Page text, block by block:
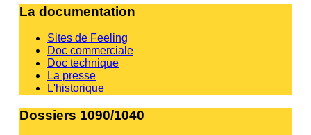
La documentation
Sites de Feeling
Doc commerciale
Doc technique
La presse
L'historique
Dossiers 1090/1040